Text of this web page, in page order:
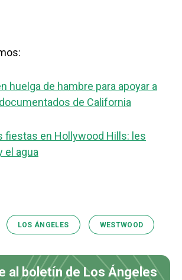
huelga de hambre para apoyar a
de California
fiestas en Hollywood Hills: les
el agua
LOS ÁNGELES WESTWOOD
al boletín de Los Ángeles